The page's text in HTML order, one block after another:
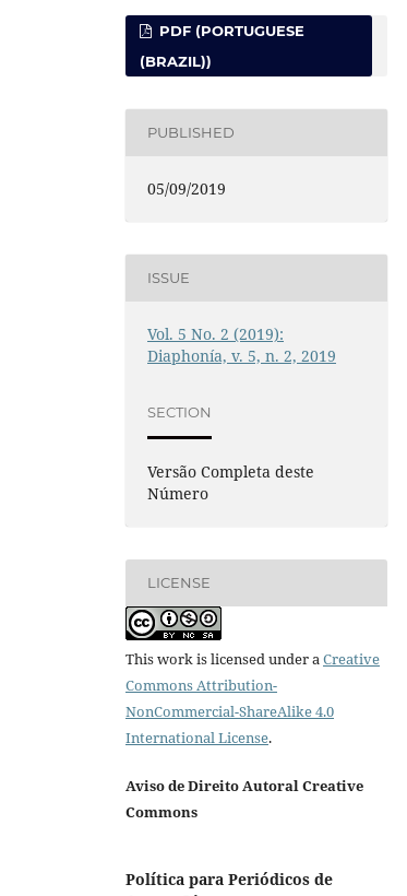
PDF (PORTUGUESE
(BRAZIL))
PUBLISHED
05/09/2019
ISSUE
Vol. 5 No. 2 (2019):
Diaphonía, v. 5, n. 2, 2019
SECTION
Versão Completa deste
Número
LICENSE
This work is licensed under aCreative
Commons Attribution-
NonCommercial-ShareAlike 4.0
International License.
Aviso de Direito Autoral Creative
Commons
Política para Periódicos de